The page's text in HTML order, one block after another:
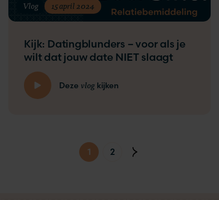
Vlog 15 april 2024
Kijk: Datingblunders – voor als je
wilt dat jouw date NIET slaagt
Deze vlog kijken
1 2